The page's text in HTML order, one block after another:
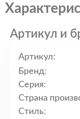
Артикул и
Артикул:
Бренд:
Серия:
Страна
Стиль: